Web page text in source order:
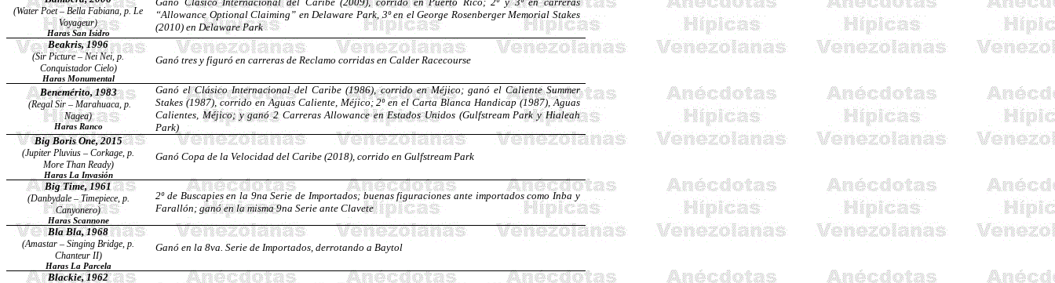
(Water Poet– Bella Fabiana, p. Le
Voyageur)
Haras San Isidro
“Allowance Optional Claiming ” en Delaware Park, 3º en el George RosenbergerMemorialStakes
(2010) en Delaware Park
Beakris, 1996
(Sir Picture –Nei Nei, p.
Conquistador Cielo)
Haras Monumental
Ganó tres y figuró en carreras de Reclamo corridas enCalder Racecourse
Benemérito, 1983
(RegalSir – Marahuaca, p.
Nagea)
Haras Ranco
Ganó el Clásico Internacional del Caribe (1986), corrido en Méjico; ganó el CalienteSummer
Stakes (1987), corrido en Aguas Caliente, Méjico; 2º en el Carta BlancaHandicap(1987), Aguas
Calientes, Méjico; y ganó 2 CarrerasAllowanceen Estados Unidos (GulfstreamPark y Hialeah
Park)
Big Boris One, 2015
(Jupiter Pluvius – Corkage, p.
More Than Ready)
Haras La Invasión
Ganó Copa de la Velocidad del Caribe (2018), corrido enGulfstream Park
Big Time, 1961
(Danbydale– Timepiece, p.
Canyonero)
Haras Scannone
2º de Buscapiesen la 9na Serie de Importados; buenas figuraciones ante importados comoInba y
Farallón; ganó en la misma 9na Serie ante Clavete
Bla Bla, 1968
(Amastar –Singing Bridge, p.
ChanteurII)
Haras La Parcela
Ganó en la 8va. Serie de Importados, derrotando aBaytol
Blackie, 1962